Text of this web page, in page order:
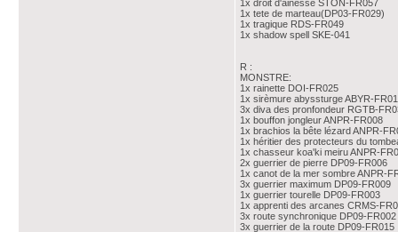
1x droit d'ainesse STON-FR057
1x tete de marteau(DP03-FR029)
1x tragique RDS-FR049
1x shadow spell SKE-041
R :
MONSTRE:
1x rainette DOI-FR025
1x sirèmure abyssturge ABYR-
3x diva des pronfondeur RGTB-
1x bouffon jongleur ANPR-FR008
1x brachios la bête lézard ANPR-
1x héritier des protecteurs du
1x chasseur koa'ki meiru ANPR-
2x guerrier de pierre DP09-FR006
1x canot de la mer sombre ANPR-
3x guerrier maximum DP09-FR009
1x guerrier tourelle DP09-FR003
1x apprenti des arcanes CRMS-
3x route synchronique DP09-FR002
3x guerrier de la route DP09-FR015